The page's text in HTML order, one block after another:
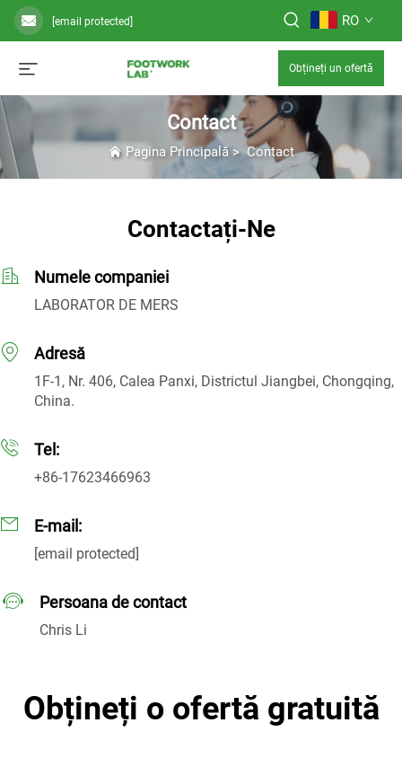
[email protected] RO
Obțineți un ofertă
Contact
Pagina Principală>Contact
Contactați-Ne
Numele companiei
LABORATOR DE MERS
Adresă
1F-1, Nr. 406, Calea Panxi, Districtul Jiangbei, Chongqing,
China.
Tel:
+86-17623466963
E-mail:
[email protected]
Persoana de contact
Chris Li
Obțineți o ofertă gratuită